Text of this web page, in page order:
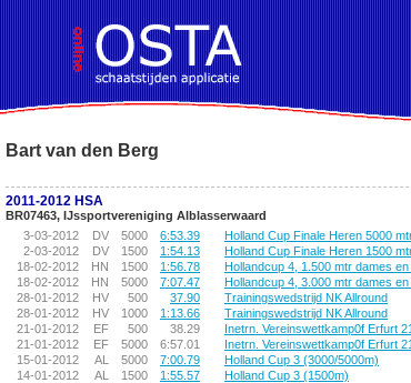
Bart van den Berg
2011-2012 HSA
BR07463, IJssportvereniging Alblasserwaard
3-03-2012
DV 5000 6:53.39
Holland Cup Finale Heren 5000
2-03-2012
DV 1500 1:54.13
Holland Cup Finale Heren 1500
18-02-2012
HN 1500 1:56.78
Hollandcup 4, 1.500 mtr dames
18-02-2012
HN 5000 7:07.47
Hollandcup 4, 3.000 mtr dames
28-01-2012
HV 500 37.90
Trainingswedstrijd NK Allround
28-01-2012
HV 1000 1:13.66
Trainingswedstrijd NK Allround
21-01-2012
EF 500 38.29
Inetrn. Vereinswettkamp0f Erfurt
21-01-2012
EF 5000 6:57.01
Inetrn. Vereinswettkamp0f Erfurt
15-01-2012
AL 5000 7:00.79
Holland Cup 3 (3000/5000m)
14-01-2012
AL 1500 1:55.57
Holland Cup 3 (1500m)